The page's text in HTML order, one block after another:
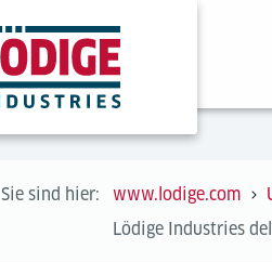
Sie sind hier: www.lodige.com
Lödige Industries